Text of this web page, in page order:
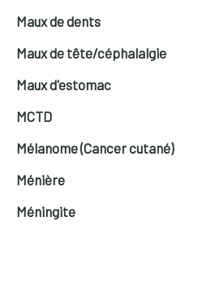
Maux de dents
Maux de tête/céphalalgie
Maux d'estomac
MCTD
Mélanome (Cancer cutané)
Ménière
Méningite